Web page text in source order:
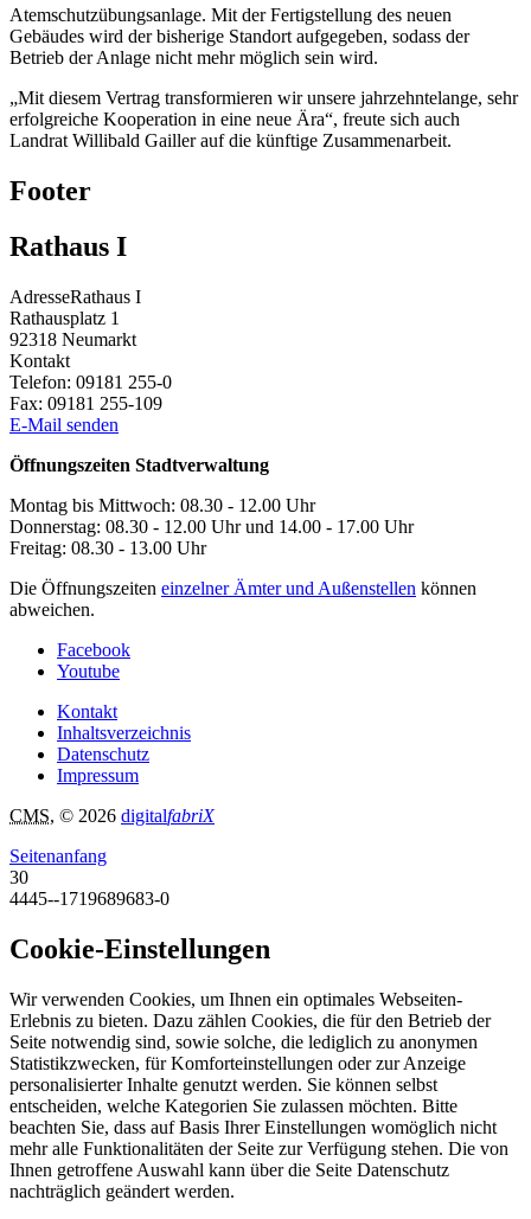
Atemschutzübungsanlage. Mit der Fertigstellung des neuen
Gebäudes wird der bisherige Standort aufgegeben, sodass der
Betrieb der Anlage nicht mehr möglich sein wird.
„Mit diesem Vertrag transformieren wir unsere jahrzehntelange, sehr
erfolgreiche Kooperation in eine neue Ära“, freute sich auch
Landrat Willibald Gailler auf die künftige Zusammenarbeit.
Footer
Rathaus I
AdresseRathaus I
Rathausplatz 1
92318 Neumarkt
Kontakt
Telefon: 09181 255-0
Fax: 09181 255-109
E-Mail senden
Öffnungszeiten Stadtverwaltung
Montag bis Mittwoch: 08.30 - 12.00 Uhr
Donnerstag: 08.30 - 12.00 Uhr und 14.00 - 17.00 Uhr
Freitag: 08.30 - 13.00 Uhr
Die Öffnungszeiten einzelner Ämter und Außenstellen können
abweichen.
Facebook
Youtube
Kontakt
Inhaltsverzeichnis
Datenschutz
Impressum
CMS, © 2026 digitalfabriX
Seitenanfang
30
4445--1719689683-0
Cookie-Einstellungen
Wir verwenden Cookies, um Ihnen ein optimales Webseiten-
Erlebnis zu bieten. Dazu zählen Cookies, die für den Betrieb der
Seite notwendig sind, sowie solche, die lediglich zu anonymen
Statistikzwecken, für Komforteinstellungen oder zur Anzeige
personalisierter Inhalte genutzt werden. Sie können selbst
entscheiden, welche Kategorien Sie zulassen möchten. Bitte
beachten Sie, dass auf Basis Ihrer Einstellungen womöglich nicht
mehr alle Funktionalitäten der Seite zur Verfügung stehen. Die von
Ihnen getroffene Auswahl kann über die Seite Datenschutz
nachträglich geändert werden.